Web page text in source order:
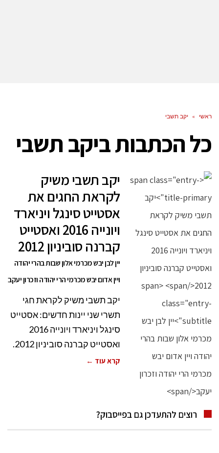
ראשי » יקב תשבי
כל הכתבות ביקב תשבי
יקב תשבי משיק
לקראת החגים את
אסטייט סינגל ויניארד
ויונייה 2016 ואסטייט
קברנה סוביניון 2012
יין לבן יבש מכרמי אלון שבות בהרי יהודה
ויין אדום יבש מכרמי הרי יהודה וזכרון יעקב
יקב תשבי משיק לקראת חגי
תשרי שני יינות חדשים: אסטייט
סינגל ויניארד ויונייה 2016
ואסטייט קברנה סוביניון 2012.
קרא עוד ←
רוצים להתעדכן גם בפייסבוק?